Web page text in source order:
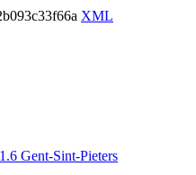
XML
Gent-Sint-Pieters